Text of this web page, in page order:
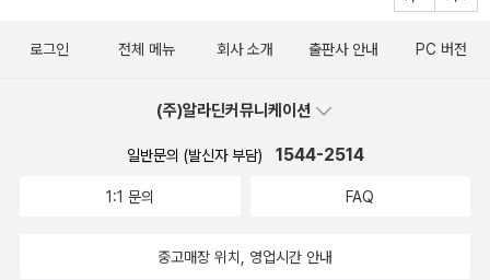
야 한다, 그러기 위해선 체계적으로 분석하고 객관성이 있어야 한다.
소프트웨어는 철저한 로직에 바탕을 두기 때문이다(어쩌면 그 부분에
고 짧은 건 꾸준한 개발을 해야 알 수 있다)그런 기술적인 정보를 알
려주고, 개발자의 사회에서 살아남으려면 조직적인 측면에서 나타나
는 현상을 알려준다. 비유적인 표현을 많이 사용하여 어렵지 않게 이
인상 깊었다. 기술의 발전이 인간의 일자리를 빼앗고 윤리적인 부분
그런 시대에서 벗어나지 못한 인간이라 반복해서 볼 수밖에 없었다.
로그인 전체 메뉴 회사 소개 출판사 안내 PC 버전
(주)알라딘커뮤니케이션
일반문의 (발신자 부담) 1544-2514
1:1 문의 FAQ
중고매장 위치, 영업시간 안내